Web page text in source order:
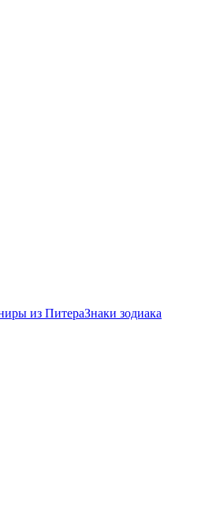
из ПитераЗнаки зодиака